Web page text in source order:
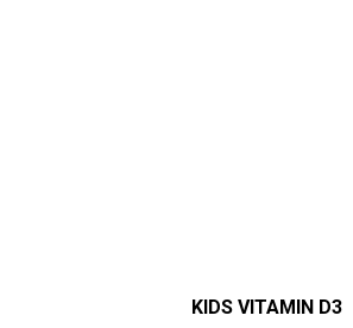
KIDS VITAMIN D3